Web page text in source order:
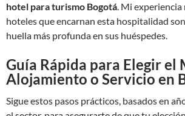
hotel para turismo Bogotá. Mi experiencia
hoteles que encarnan esta hospitalidad
huella más profunda en sus huéspedes.
Guía Rápida para Elegir el
Alojamiento o Servicio en
Sigue estos pasos prácticos, basados en